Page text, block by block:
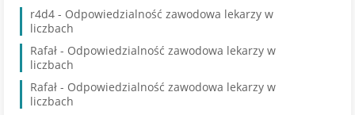
r4d4 - Odpowiedzialność zawodowa lekarzy w
liczbach
Rafał - Odpowiedzialność zawodowa lekarzy w
liczbach
Rafał - Odpowiedzialność zawodowa lekarzy w
liczbach